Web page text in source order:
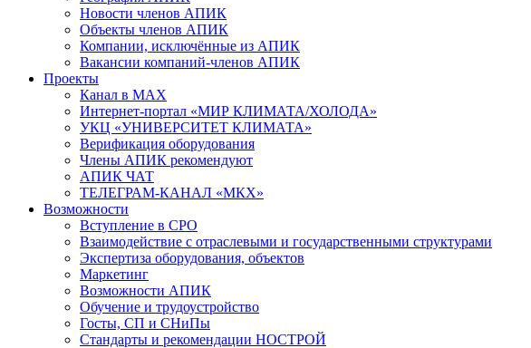
Новости членов АПИК
Объекты членов АПИК
Компании, исключённые из АПИК
Вакансии компаний-членов АПИК
Проекты
Канал в MAX
Интернет-портал «МИР КЛИМАТА/ХОЛОДА»
УКЦ «УНИВЕРСИТЕТ КЛИМАТА»
Верификация оборудования
Члены АПИК рекомендуют
АПИК ЧАТ
ТЕЛЕГРАМ-КАНАЛ «МКХ»
Возможности
Вступление в СРО
Взаимодействие с отраслевыми и государственными структурами
Экспертиза оборудования, объектов
Маркетинг
Возможности АПИК
Обучение и трудоустройство
Госты, СП и СНиПы
Стандарты и рекомендации НОСТРОЙ